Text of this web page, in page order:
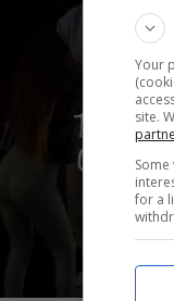
Your
site.
for a